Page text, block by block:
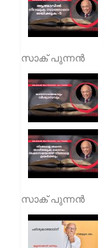
സാക് പുന്നൻ
സാക് പുന്നൻ